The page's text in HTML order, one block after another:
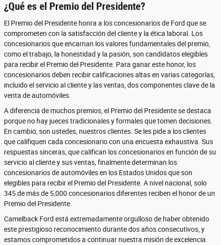
¿Qué es el Premio del Presidente?
El Premio del Presidente honra a los concesionarios de Ford que se
comprometen con la satisfacción del cliente y la ética laboral. Los
concesionarios que encarnan los valores fundamentales del premio,
como el trabajo, la honestidad y la pasión, son candidatos elegibles
para recibir el Premio del Presidente. Para ganar este honor, los
concesionarios deben recibir calificaciones altas en varias categorías,
incluido el servicio al cliente y las ventas, dos componentes clave de la
venta de automóviles.
A diferencia de muchos premios, el Premio del Presidente se destaca
porque no hay jueces tradicionales y formales que tomen decisiones.
En cambio, son ustedes, nuestros clientes. Se les pide a los clientes
que califiquen cada concesionario con una encuesta exhaustiva. Sus
respuestas sinceras, que califican los concesionarios en función de su
servicio al cliente y sus ventas, finalmente determinan los
concesionarios de automóviles en los Estados Unidos que son
elegibles para recibir el Premio del Presidente. A nivel nacional, solo
345 de más de 5,000 concesionarios diferentes reciben el honor de un
Premio del Presidente.
Camelback Ford está extremadamente orgulloso de haber obtenido
este prestigioso reconocimiento durante dos años consecutivos, y
estamos comprometidos a continuar nuestra misión de excelencia.